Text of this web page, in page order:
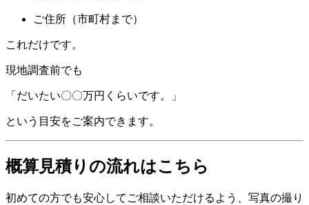
ご住所（市町村まで）
これだけです。
現地調査前でも
「だいたい〇〇万円くらいです。」
という目安をご案内できます。
概算見積りの流れはこちら
初めての方でも安心してご相談いただけるよう、写真の撮り